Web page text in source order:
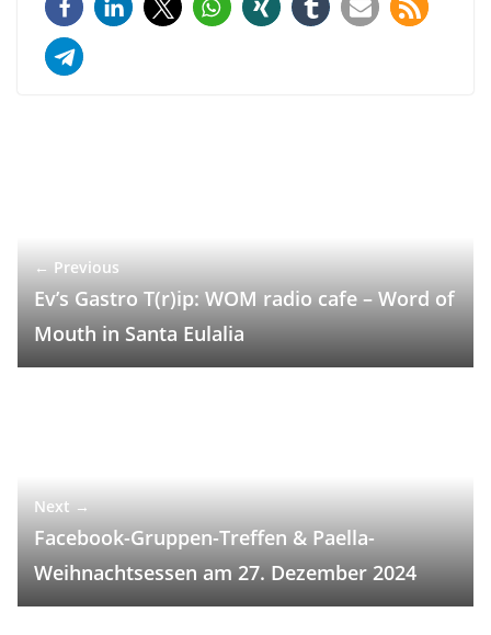
← Previous
Ev’s Gastro T(r)ip: WOM radio cafe – Word of
Mouth in Santa Eulalia
Next →
Facebook-Gruppen-Treffen & Paella-
Weihnachtsessen am 27. Dezember 2024